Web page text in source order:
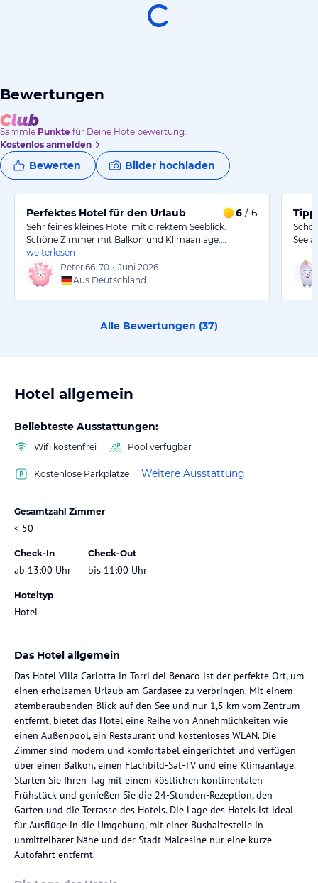
Bewertungen
Sammle Punkte für Deine Hotelbewertung.
Kostenlos anmelden
Bewerten Bilder hochladen
Perfektes Hotel für den Urlaub 6 / 6
Sehr feines kleines Hotel mit direktem Seeblick.
Schöne Zimmer mit Balkon und Klimaanlage.…
weiterlesen
Peter66-70 • Juni 2026
Aus Deutschland
Alle Bewertungen (37)
Hotel allgemein
Beliebteste Ausstattungen:
Wifi kostenfrei Pool verfügbar
Kostenlose Parkplätze Weitere Ausstattung
Gesamtzahl Zimmer
< 50
Check-In
ab 13:00 Uhr
Check-Out
bis 11:00 Uhr
Hoteltyp
Hotel
Das Hotel allgemein
Das Hotel Villa Carlotta in Torri del Benaco ist der perfekte Ort, um
einen erholsamen Urlaub am Gardasee zu verbringen. Mit einem
atemberaubenden Blick auf den See und nur 1,5 km vom Zentrum
entfernt, bietet das Hotel eine Reihe von Annehmlichkeiten wie
einen Außenpool, ein Restaurant und kostenloses WLAN. Die
Zimmer sind modern und komfortabel eingerichtet und verfügen
über einen Balkon, einen Flachbild-Sat-TV und eine Klimaanlage.
Starten Sie Ihren Tag mit einem köstlichen kontinentalen
Frühstück und genießen Sie die 24-Stunden-Rezeption, den
Garten und die Terrasse des Hotels. Die Lage des Hotels ist ideal
für Ausflüge in die Umgebung, mit einer Bushaltestelle in
unmittelbarer Nähe und der Stadt Malcesine nur eine kurze
Autofahrt entfernt.